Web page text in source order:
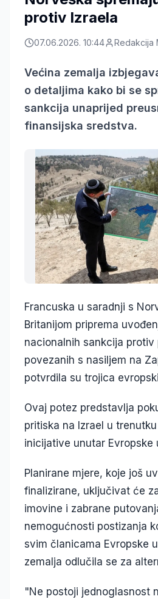
protiv Izraela
07.06.2026. 10:44 Redakcija
Većina zemalja
o detaljima kako bi se
sankcija unaprijed
finansijska sredstva.
Francuska u saradnji s
Britanijom priprema
nacionalnih sankcija protiv
povezanih s nasiljem na
potvrdila su trojica
Ovaj potez predstavlja
pritiska na Izrael u
inicijative unutar Evropske
Planirane mjere, koje još
finalizirane, uključivat će
imovine i zabrane
nemogućnosti postizanja
svim članicama Evropske
zemalja odlučila se za
"Ne postoji jednoglasnost